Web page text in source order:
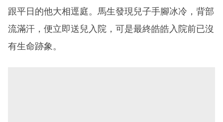
跟平日的他大相逕庭。馬生發現兒子手腳冰冷，背部
流滿汗，便立即送兒入院，可是最終皓皓入院前已沒
有生命跡象。